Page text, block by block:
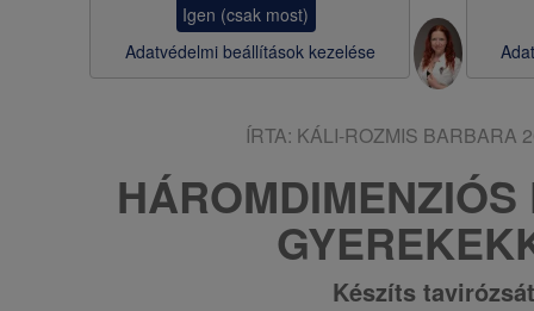
Igen (csak most)
Adatvédelmi beállítások kezelése
ÍRTA: KÁLI-ROZMIS BARBARA
Készíts